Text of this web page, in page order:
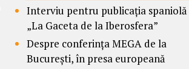
Interviu pentru publicația spaniolă
„La Gaceta de la Iberosfera”
Despre conferința MEGA de la
București, în presa europeană